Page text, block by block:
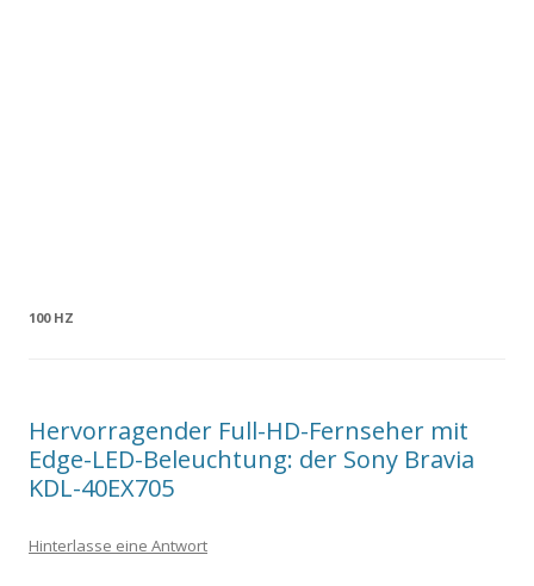
100 HZ
Hervorragender Full-HD-Fernseher mit
Edge-LED-Beleuchtung: der Sony Bravia
KDL-40EX705
Hinterlasse eine Antwort